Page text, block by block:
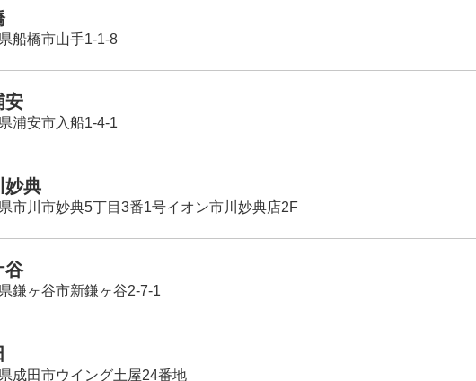
船橋市山手1-1-8
安
浦安市入船1-4-1
妙典
市川市妙典5丁目3番1号イオン市川妙典店2F
谷
鎌ヶ谷市新鎌ヶ谷2-7-1
成田市ウイング土屋24番地